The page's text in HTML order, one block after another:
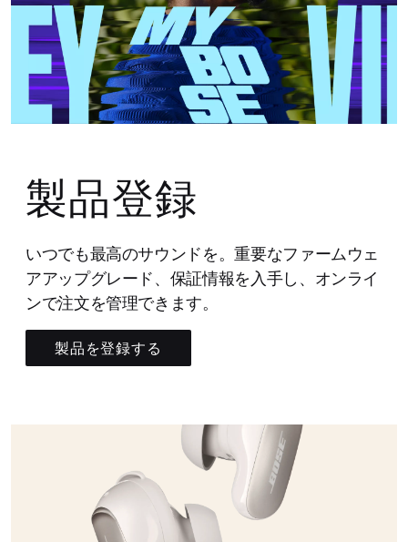
製品登録
いつでも最高のサウンドを。重要なファームウェ
アアップグレード、保証情報を入手し、オンライ
ンで注文を管理できます。
製品を登録する